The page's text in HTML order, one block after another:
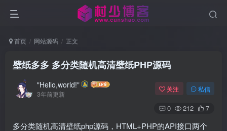
首页 网站源码 正文
壁纸多多 多分类随机高清壁纸PHP源码
"Hello,world!"
3年前更新
关注 私信
0 212 7
多分类随机高清壁纸php源码，HTML+PHP的API接口两个